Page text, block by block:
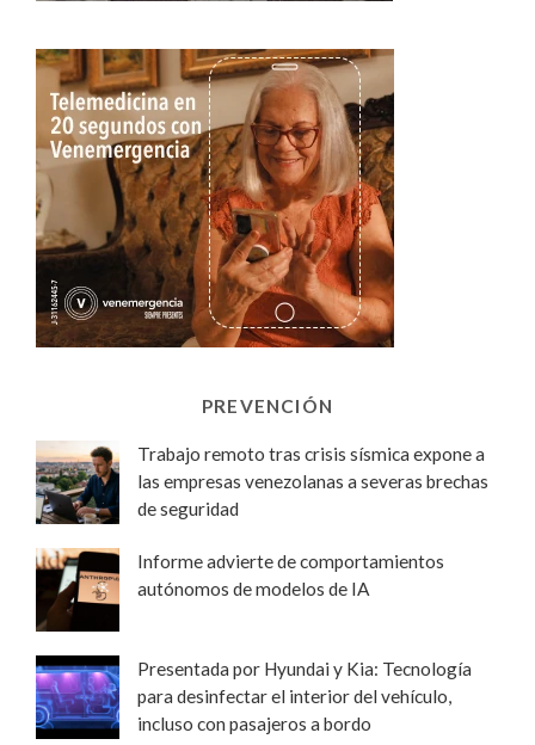
PREVENCIÓN
Trabajo remoto tras crisis sísmica expone a
las empresas venezolanas a severas brechas
de seguridad
Informe advierte de comportamientos
autónomos de modelos de IA
Presentada por Hyundai y Kia: Tecnología
para desinfectar el interior del vehículo,
incluso con pasajeros a bordo